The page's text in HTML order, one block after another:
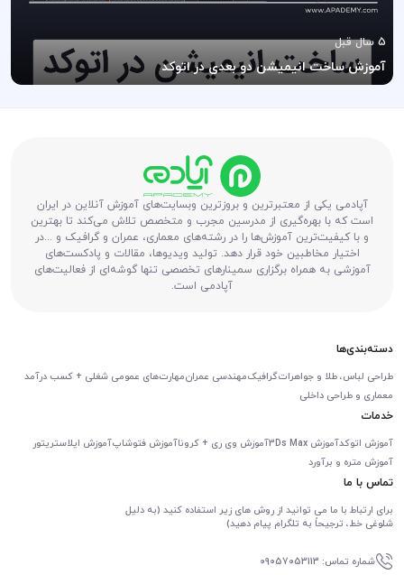
5 سال قبل
آموزش ساخت انیمیشن دو بعدی در اتوکد
آپادمی یکی از معتبرترین و بروزترین وبسایت‌های آموزش آنلاین در ایران
است که با بهره‌گیری از مدرسین مجرب و متخصص تلاش می‌کند تا بهترین
و با کیفیت‌ترین آموزش‌ها را در رشته‌های معماری، عمران و گرافیک و ...در
اختیار مخاطبین خود قرار دهد. تولید ویدیوها، مقالات و پادکست‌های
آموزشی به همراه برگزاری سمینارهای تخصصی تنها گوشه‌ای از فعالیت‌های
آپادمی است.
دسته‌بندی‌ها
طراحی لباس، طلا و جواهراتگرافیکمهندسی عمرانمهارت‌های عمومی شغلی + کسب درآمد
معماری و طراحی داخلی
خدمات
آموزش اتوکدآموزش 3Ds Max آموزش وی ری + کروناآموزش فتوشاپآموزش ایلاستریتور
آموزش متره و برآورد
تماس با ما
برای ارتباط با ما می توانید از روش های زیر استفاده کنید (به دلیل
شلوغی خط، ترجیحاً به تلگرام پیام دهید)
شماره تماس: 09057053113